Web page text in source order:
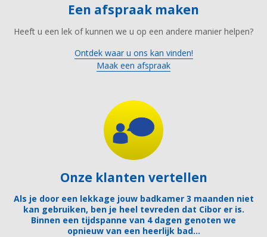
Een afspraak maken
Heeft u een lek of kunnen we u op een andere manier helpen?
Ontdek waar u ons kan vinden!
Maak een afspraak
Onze klanten vertellen
Als je door een lekkage jouw badkamer 3 maanden niet
kan gebruiken, ben je heel tevreden dat Cibor er is.
Binnen een tijdspanne van 4 dagen genoten we
opnieuw van een heerlijk bad…